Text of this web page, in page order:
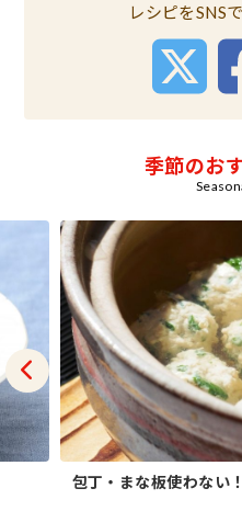
レシピをSNS
季節のお
包丁・まな板使わない